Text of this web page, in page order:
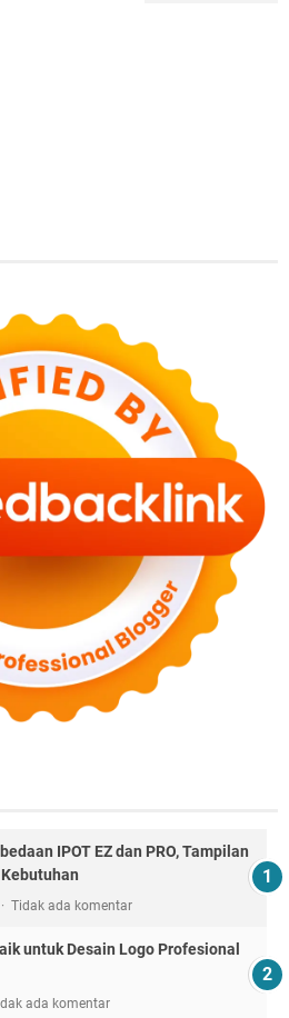
IPOT EZ dan PRO, Tampilan
Tidak ada komentar
untuk Desain Logo Profesional
ada komentar